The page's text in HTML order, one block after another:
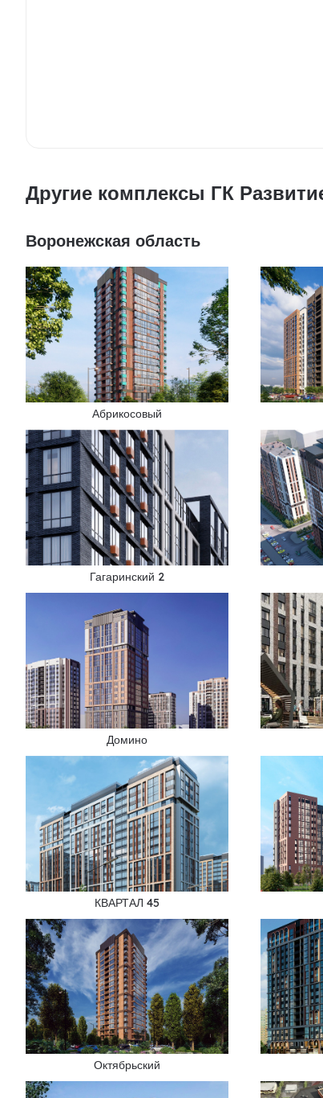
Другие комплексы ГК
Воронежская область
Абрикосовый
Гагаринский 2
Домино
КВАРТАЛ 45
Октябрьский